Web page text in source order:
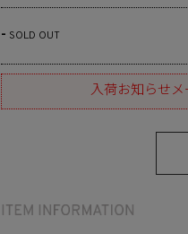
- SOLD OUT
入荷お知らせ